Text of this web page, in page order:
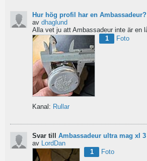
Hur hög profil har en Ambassadeur?
av dhaglund
1
Foto
Kanal: Rullar
Svar till Ambassadeur ultra mag xl 3
av LordDan
1
Foto